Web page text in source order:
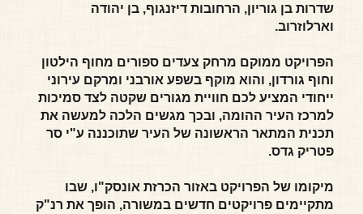
שדרות בן גוריון, הרחובות דיזנגוף, בן יהודה
וארלוזרוב.
הפרויקט ממוקם מרחק צעדים ספורים מחוף הילטון
וחוף גורדון, והוא מוקף בשפע אורבני ומרקם עירוני
ייחודי המציע לכם חוויית מגורים שקטה לצד סמיכות
למרכז העיר ההומה, ובכך מגשים הלכה למעשה את
תכנית המתאר הראשונה של העיר שתוכננה ע"י סר
פטריק גדס.
מיקומו של הפרויקט באזור הכרזת אונסק"ו, שבו
מתקיימים פרויקטים חדשים במשורה, הופך את רנ"ק